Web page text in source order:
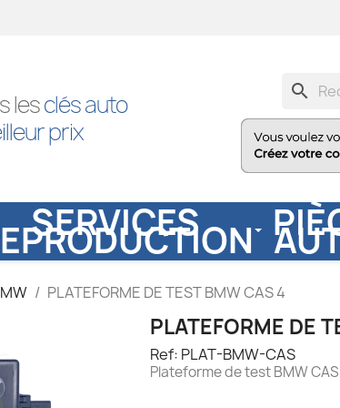
lesclés auto
prix
search
SERVICES
PLATEFORME DE TEST BMW CAS 4
PLATEFORME DE
Ref: PLAT-BMW-CAS
Plateforme de test BMW